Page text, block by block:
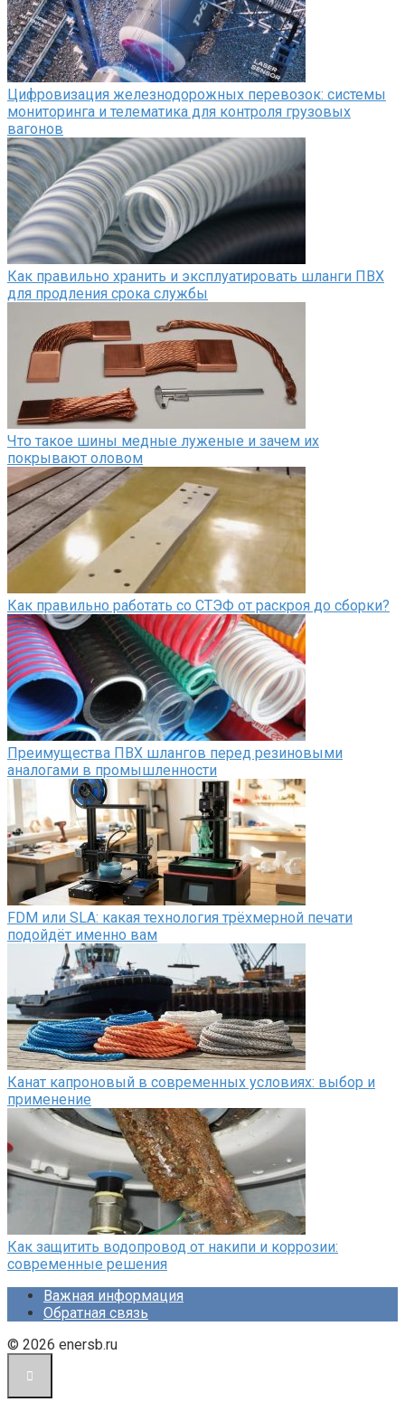
Цифровизация железнодорожных перевозок: системы
мониторинга и телематика для контроля грузовых
вагонов
Как правильно хранить и эксплуатировать шланги ПВХ
для продления срока службы
Что такое шины медные луженые и зачем их
покрывают оловом
Как правильно работать со СТЭФ от раскроя до сборки?
Преимущества ПВХ шлангов перед резиновыми
аналогами в промышленности
FDM или SLA: какая технология трёхмерной печати
подойдёт именно вам
Канат капроновый в современных условиях: выбор и
применение
Как защитить водопровод от накипи и коррозии:
современные решения
Важная информация
Обратная связь
© 2026 enersb.ru